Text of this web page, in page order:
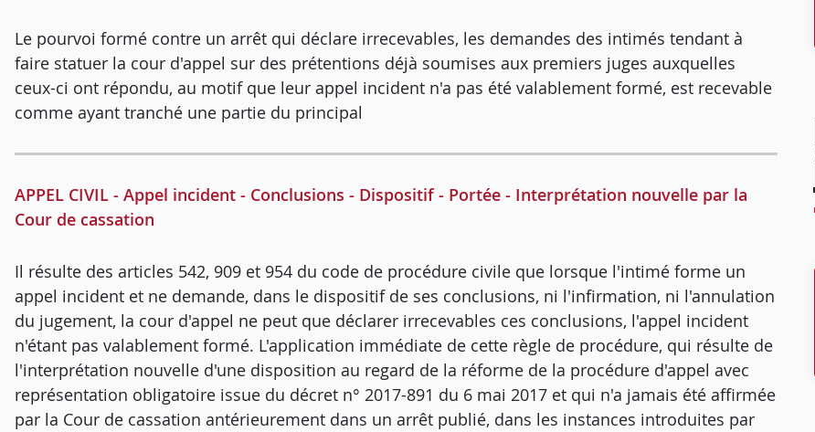
Le pourvoi formé contre un arrêt qui déclare irrecevables, les demandes des intimés tendant à
faire statuer la cour d'appel sur des prétentions déjà soumises aux premiers juges auxquelles
ceux-ci ont répondu, au motif que leur appel incident n'a pas été valablement formé, est recevable
comme ayant tranché une partie du principal
APPEL CIVIL - Appel incident - Conclusions - Dispositif - Portée - Interprétation nouvelle par la
Cour de cassation
Il résulte des articles 542, 909 et 954 du code de procédure civile que lorsque l'intimé forme un
appel incident et ne demande, dans le dispositif de ses conclusions, ni l'infirmation, ni l'annulation
du jugement, la cour d'appel ne peut que déclarer irrecevables ces conclusions, l'appel incident
n'étant pas valablement formé. L'application immédiate de cette règle de procédure, qui résulte de
l'interprétation nouvelle d'une disposition au regard de la réforme de la procédure d'appel avec
représentation obligatoire issue du décret n° 2017-891 du 6 mai 2017 et qui n'a jamais été affirmée
par la Cour de cassation antérieurement dans un arrêt publié, dans les instances introduites par